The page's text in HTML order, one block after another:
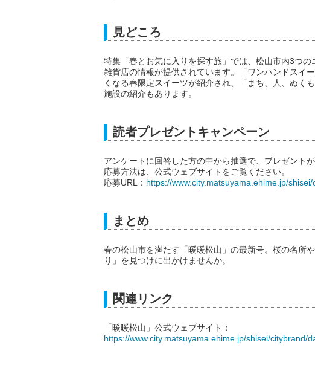
見どころ
特集「春とお気に入りを探す旅」では、松山市内3つの
雑貨店の情報が提供されています。「ワンハンドスイ
くなる春限定スイーツが紹介され、「まち、人、ぬく
施設の紹介もあります。
読者プレゼントキャンペーン
アンケートに回答した方の中から抽選で、プレゼント
応募方法は、公式ウェブサイトをご覧ください。
応募URL： https://www.city.matsuyama.ehime.jp/
まとめ
春の松山市を満たす「暖暖松山」の最新号。桜の名所
り」を見つけに出かけませんか。
関連リンク
「暖暖松山」公式ウェブサイト：
https://www.city.matsuyama.ehime.jp/shisei/citybrand/